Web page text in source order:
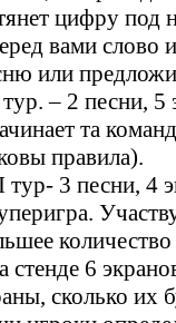
цифру под
вами слово
или
– 2 песни, 5
та
правила).
тур- 3 песни, 4
количество
стенде 6
сколько их